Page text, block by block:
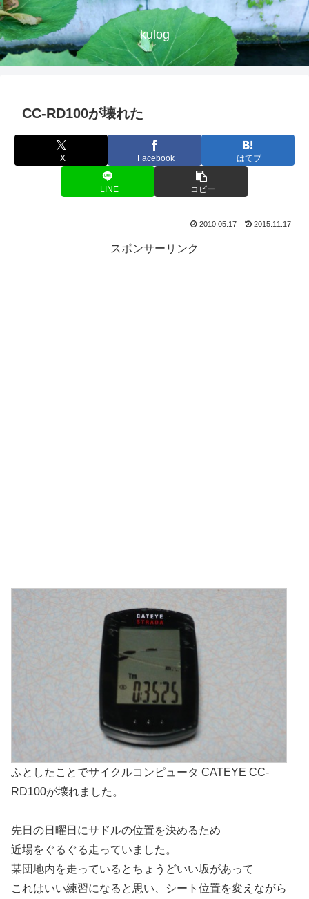
kulog
CC-RD100が壊れた
X Facebook はてブ
LINE コピー
2010.05.17 2015.11.17
スポンサーリンク
ふとしたことでサイクルコンピュータ CATEYE CC-
RD100が壊れました。
先日の日曜日にサドルの位置を決めるため
近場をぐるぐる走っていました。
某団地内を走っているとちょうどいい坂があって
これはいい練習になると思い、シート位置を変えながら